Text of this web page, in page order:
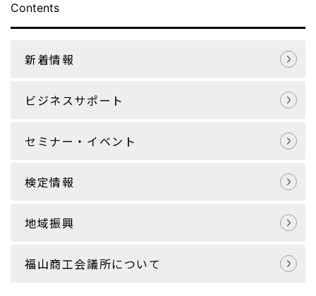
Contents
新着情報
ビジネスサポート
セミナー・イベント
検定情報
地域振興
福山商工会議所について